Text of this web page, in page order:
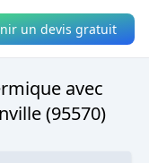
un devis gratuit
avec
(95570)